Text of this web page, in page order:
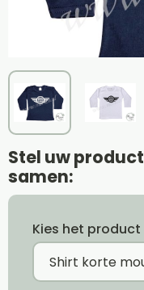
Stel uw product
samen:
Kies het product